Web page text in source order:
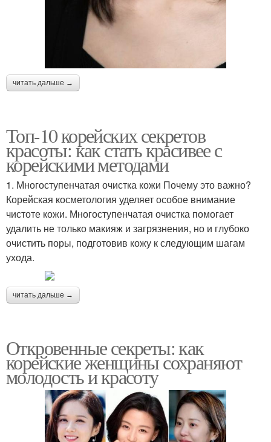
читать дальше →
Топ-10 корейских секретов
красоты: как стать красивее с
корейскими методами
1. Многоступенчатая очистка кожи Почему это важно?
Корейская косметология уделяет особое внимание
чистоте кожи. Многоступенчатая очистка помогает
удалить не только макияж и загрязнения, но и глубоко
очистить поры, подготовив кожу к следующим шагам
ухода.
читать дальше →
Откровенные секреты: как
корейские женщины сохраняют
молодость и красоту